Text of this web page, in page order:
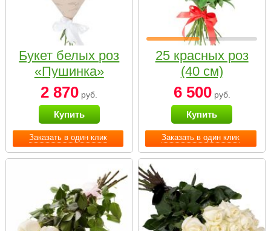
Заказать в один клик
Букет белых роз
«Пушинка»
2 870 руб.
Купить
Заказать в один клик
25 красных роз
(40 см)
6 500руб.
Купить